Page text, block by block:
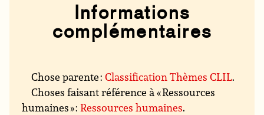
Informations
complémentaires
Chose parente :Classification Thèmes CLIL.
Choses faisant référence à « Ressources
humaines » :Ressources humaines.